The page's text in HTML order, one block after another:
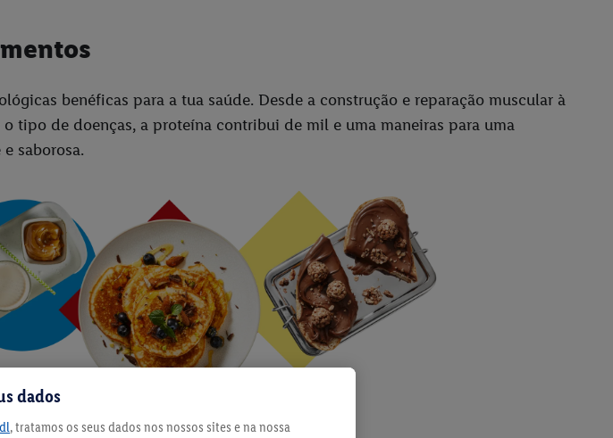
benéficas para a tua saúde. Desde a construção e reparação muscular à
tipo de doenças, a proteína contribui de mil e uma maneiras para uma
saborosa.
dados
, tratamos os seus dados nos nossos sites e na nossa